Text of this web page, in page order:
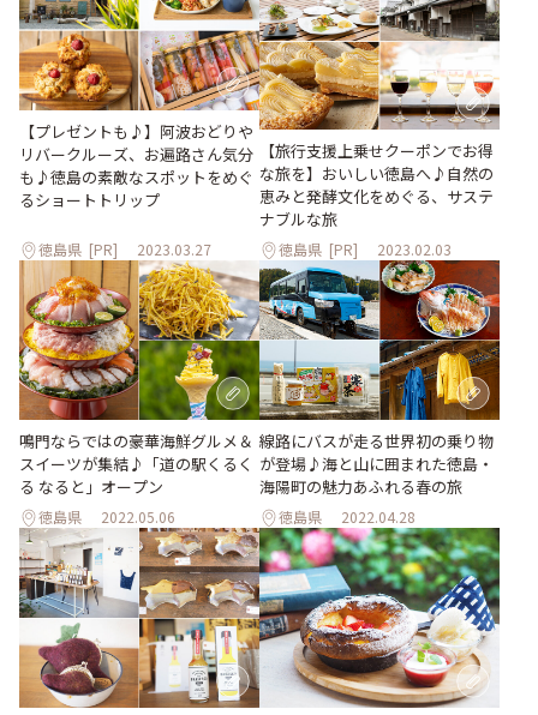
【プレゼントも♪】阿波おどりや
リバークルーズ、お遍路さん気分
も♪徳島の素敵なスポットをめぐ
るショートトリップ
徳島県 [PR] 2023.03.27
【旅行支援上乗せクーポンでお得
な旅を】おいしい徳島へ♪自然の
恵みと発酵文化をめぐる、サステ
ナブルな旅
徳島県 [PR] 2023.02.03
鳴門ならではの豪華海鮮グルメ＆
スイーツが集結♪「道の駅くるく
る なると」オープン
徳島県 2022.05.06
線路にバスが走る世界初の乗り物
が登場♪海と山に囲まれた徳島・
海陽町の魅力あふれる春の旅
徳島県 2022.04.28